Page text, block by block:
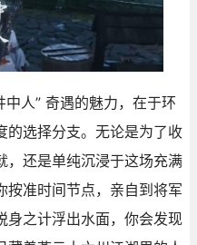
人” 奇遇的魅力，在于环
的选择分支。无论是为了收
，还是单纯沉浸于这场充满
按准时间节点，亲自到将军
身之计浮出水面，你会发现